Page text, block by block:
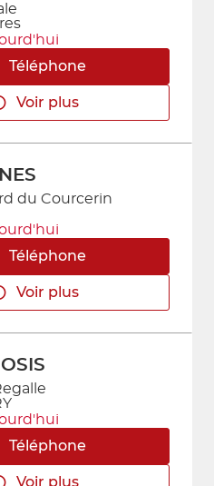
Téléphone
Voir plus
du Courcerin
Téléphone
Voir plus
Téléphone
Voir plus